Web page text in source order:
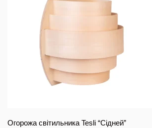
Огорожа світильника Tesli “Сідней”